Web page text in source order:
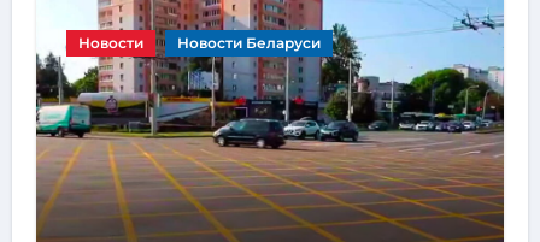
Новости Новости Беларуси